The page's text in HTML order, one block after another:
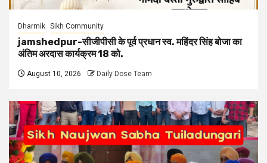
Dharmik Sikh Community
jamshedpur-सीजीपीसी के पूर्व प्रधान स्व. महिंदर सिंह बोजा का
अंतिम अरदास कार्यक्रम 18 को.
August 10, 2026 Daily Dose Team